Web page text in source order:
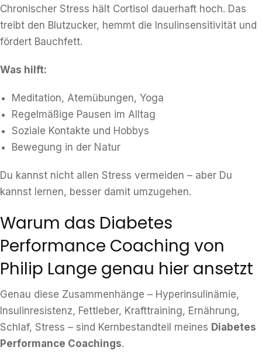
Chronischer Stress hält Cortisol dauerhaft hoch. Das
treibt den Blutzucker, hemmt die Insulinsensitivität und
fördert Bauchfett.
Was hilft:
Meditation, Atemübungen, Yoga
Regelmäßige Pausen im Alltag
Soziale Kontakte und Hobbys
Bewegung in der Natur
Du kannst nicht allen Stress vermeiden – aber Du
kannst lernen, besser damit umzugehen.
Warum das Diabetes
Performance Coaching von
Philip Lange genau hier ansetzt
Genau diese Zusammenhänge – Hyperinsulinämie,
Insulinresistenz, Fettleber, Krafttraining, Ernährung,
Schlaf, Stress – sind Kernbestandteil meines Diabetes
Performance Coachings.